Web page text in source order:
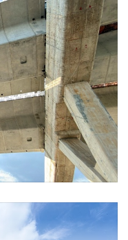
สร้างโครงการ M82
ดีที่สุด เพื่อลดผลกระทบ